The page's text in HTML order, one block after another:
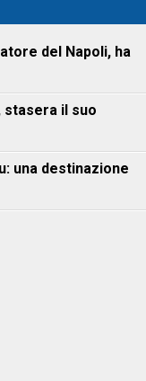
del Napoli, ha
stasera il suo
una destinazione